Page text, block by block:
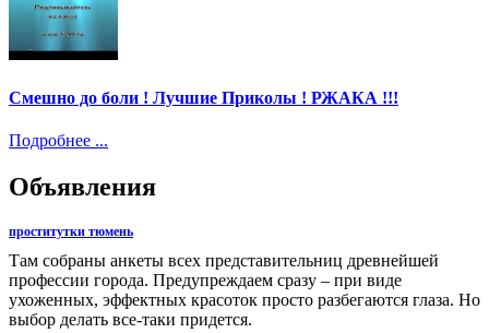
Смешно до боли ! Лучшие Приколы ! РЖАКА !!!
Подробнее ...
Объявления
проститутки тюмень
Там собраны анкеты всех представительниц древнейшей
профессии города. Предупреждаем сразу – при виде
ухоженных, эффектных красоток просто разбегаются глаза. Но
выбор делать все-таки придется.